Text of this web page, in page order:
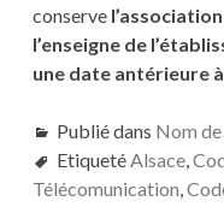
conserve
l’enseigne de
une date antérieure
Publié dans Nom
EtiquetéAlsace,
Télécomunication,